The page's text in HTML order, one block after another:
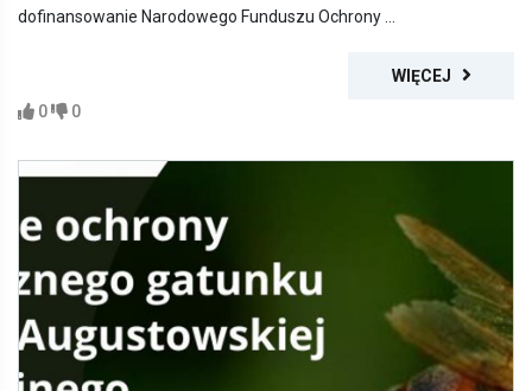
dofinansowanie Narodowego Funduszu Ochrony ...
WIĘCEJ
0
0